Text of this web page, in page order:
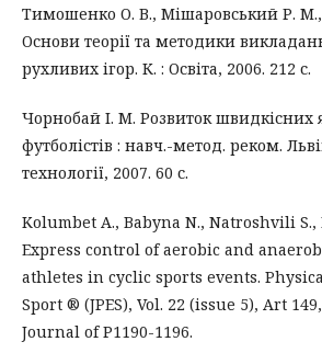
Тимошенко О. В., Мішаровський Р.
Основи теорії та методики
рухливих ігор. К. : Освіта, 2006. 212 с.
Чорнобай І. М. Розвиток швидкісних
футболістів : навч.-метод. реком.
технології, 2007. 60 с.
Kolumbet A., Babyna N., Natroshvili
Express control of aerobic and
athletes in cyclic sports events.
Sport ® (JPES), Vol. 22 (issue 5), Art
Journal of Р1190-1196.